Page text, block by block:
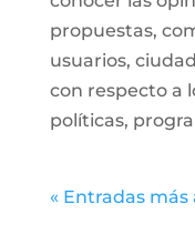
propuestas,
usuarios,
con respecto a
políticas,
« Entradas